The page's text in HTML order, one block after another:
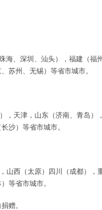
、深圳、汕头），福建（福
苏州、无锡）等省市城市。
天津，山东（济南、青岛）
沙）等省市城市。
西（太原）四川（成都），
等省市城市。
赠。